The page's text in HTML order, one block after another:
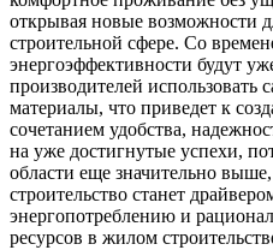
открывая новые возможности
строительной сфере. Со
энергоэффективности будут
производителей использовать
материалы, что приведет к
сочетанием удобства,
на уже достигнутые успехи,
области еще значительно
строительство станет
энергопотреблению и
ресурсов в жилом